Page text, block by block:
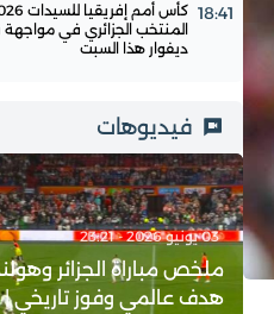
18:41
المنتخب الجزائري في
ديفوار هذا السبت
فيديوهات
03 يونيو 2026 - 23:21
ملخص مباراة الجزائر
هدف عالمي وفوز تاريخي |